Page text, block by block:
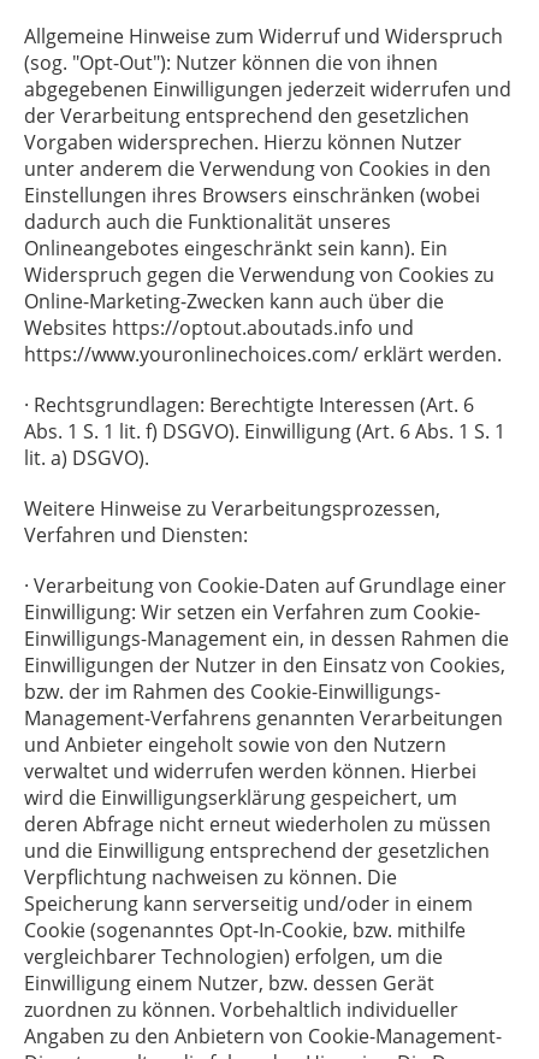
Allgemeine Hinweise zum Widerruf und Widerspruch
(sog. "Opt-Out"): Nutzer können die von ihnen
abgegebenen Einwilligungen jederzeit widerrufen und
der Verarbeitung entsprechend den gesetzlichen
Vorgaben widersprechen. Hierzu können Nutzer
unter anderem die Verwendung von Cookies in den
Einstellungen ihres Browsers einschränken (wobei
dadurch auch die Funktionalität unseres
Onlineangebotes eingeschränkt sein kann). Ein
Widerspruch gegen die Verwendung von Cookies zu
Online-Marketing-Zwecken kann auch über die
Websites https://optout.aboutads.info und
https://www.youronlinechoices.com/ erklärt werden.
· Rechtsgrundlagen: Berechtigte Interessen (Art. 6
Abs. 1 S. 1 lit. f) DSGVO). Einwilligung (Art. 6 Abs. 1 S. 1
lit. a) DSGVO).
Weitere Hinweise zu Verarbeitungsprozessen,
Verfahren und Diensten:
· Verarbeitung von Cookie-Daten auf Grundlage einer
Einwilligung: Wir setzen ein Verfahren zum Cookie-
Einwilligungs-Management ein, in dessen Rahmen die
Einwilligungen der Nutzer in den Einsatz von Cookies,
bzw. der im Rahmen des Cookie-Einwilligungs-
Management-Verfahrens genannten Verarbeitungen
und Anbieter eingeholt sowie von den Nutzern
verwaltet und widerrufen werden können. Hierbei
wird die Einwilligungserklärung gespeichert, um
deren Abfrage nicht erneut wiederholen zu müssen
und die Einwilligung entsprechend der gesetzlichen
Verpflichtung nachweisen zu können. Die
Speicherung kann serverseitig und/oder in einem
Cookie (sogenanntes Opt-In-Cookie, bzw. mithilfe
vergleichbarer Technologien) erfolgen, um die
Einwilligung einem Nutzer, bzw. dessen Gerät
zuordnen zu können. Vorbehaltlich individueller
Angaben zu den Anbietern von Cookie-Management-